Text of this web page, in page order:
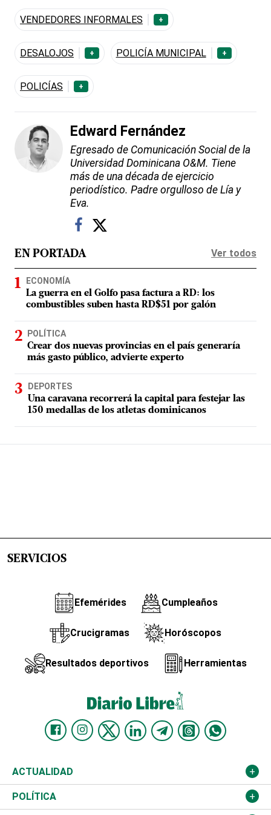
VENDEDORES INFORMALES +
DESALOJOS + POLICÍA MUNICIPAL +
POLICÍAS +
Edward Fernández
Egresado de Comunicación Social de la
Universidad Dominicana O&M. Tiene
más de una década de ejercicio
periodístico. Padre orgulloso de Lía y
Eva.
EN PORTADA Ver todos
ECONOMÍA
La guerra en el Golfo pasa factura a RD: los
combustibles suben hasta RD$51 por galón
POLÍTICA
Crear dos nuevas provincias en el país generaría
más gasto público, advierte experto
DEPORTES
Una caravana recorrerá la capital para festejar las
150 medallas de los atletas dominicanos
SERVICIOS
Efemérides Cumpleaños
Crucigramas Horóscopos
Resultados deportivos Herramientas
ACTUALIDAD
Nacional
POLÍTICA